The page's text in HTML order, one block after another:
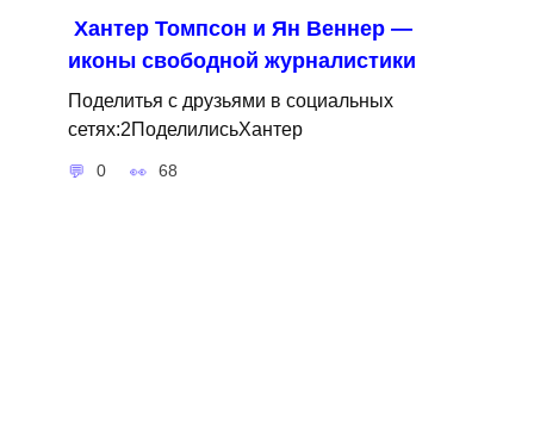
Хантер Томпсон и Ян Веннер —
иконы свободной журналистики
Поделитья с друзьями в социальных
сетях:2ПоделилисьХантер
0 68